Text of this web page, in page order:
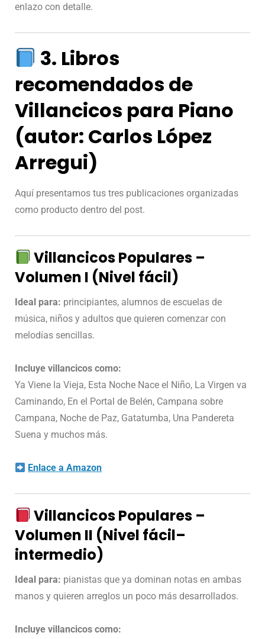
enlazo con detalle.
3. Libros
recomendados de
Villancicos para Piano
(autor: Carlos López
Arregui)
Aquí presentamos tus tres publicaciones organizadas
como producto dentro del post.
Villancicos Populares –
Volumen I (Nivel fácil)
Ideal para: principiantes, alumnos de escuelas de
música, niños y adultos que quieren comenzar con
melodías sencillas.
Incluye villancicos como:
Ya Viene la Vieja, Esta Noche Nace el Niño, La Virgen va
Caminando, En el Portal de Belén, Campana sobre
Campana, Noche de Paz, Gatatumba, Una Pandereta
Suena y muchos más.
Enlace a Amazon
Villancicos Populares –
Volumen II (Nivel fácil–
intermedio)
Ideal para: pianistas que ya dominan notas en ambas
manos y quieren arreglos un poco más desarrollados.
Incluye villancicos como: